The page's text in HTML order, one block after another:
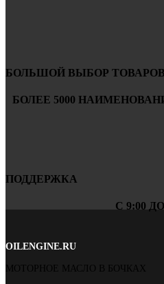
БОЛЬШОЙ ВЫБОР ТОВАРОВ
БОЛЕЕ 5000
ПОДДЕРЖКА
С 9:00
OILENGINE.RU
МОТОРНОЕ МАСЛО В БОЧКАХ